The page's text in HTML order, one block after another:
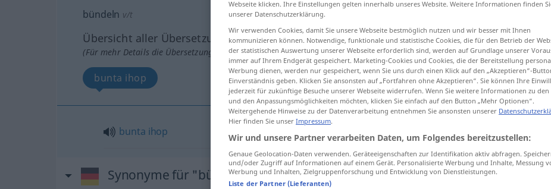
bündeln v/t
Übersicht aller Übersetzungen
(Für mehr Details die Übersetzung anklicken/antippen)
bunta ihop
bunta ihop bündeln
Synonyme für "bündeln"
Webseite klicken. Ihre Einstellungen gelten innerhalb unseres Website. Weitere Informationen finden
unserer Datenschutzerklärung.
Wir verwenden Cookies, damit Sie unsere Webseite bestmöglich nutzen und wir besser mit Ihnen
kommunizieren können. Notwendige, funktionale und statistische Cookies, die für den Betrieb der
der statistischen Auswertung unserer Webseite erforderlich sind, werden auf Grundlage unserer
immer auf Ihrem Endgerät gespeichert. Marketing-Cookies und Cookies, die der Bereitstellung
Werbung dienen, werden nur gespeichert, wenn Sie uns durch einen Klick auf den „Akzeptieren“-
Einverständnis geben. Klicken Sie ansonsten auf „Fortfahren ohne Akzeptieren“. Sie können Ihre
jederzeit für zukünftige Besuche unserer Webseite widerrufen. Wenn Sie weitere Informationen zu den
und den Anpassungsmöglichkeiten möchten, klicken Sie einfach auf den Button „Mehr Optionen“.
Weitergehende Hinweise zu der Datenverarbeitung entnehmen Sie ansonsten unserer
Hier finden Sie unser Impressum.
Wir und unsere Partner verarbeiten Daten, um Folgendes bereitzustellen:
Genaue Geolocation-Daten verwenden. Geräteeigenschaften zur Identifikation aktiv abfragen.
und/oder Zugriff auf Informationen auf einem Gerät. Personalisierte Werbung und Inhalte, Messung
Werbung und Inhalten, Zielgruppenforschung und Entwicklung von Dienstleistungen.
Liste der Partner (Lieferanten)